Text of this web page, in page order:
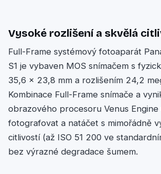
Vysoké rozlišení a skvělá
Full-Frame systémový fotoaparát
S1 je vybaven MOS snímačem s
35,6 x 23,8 mm a rozlišením 24,2
Kombinace Full-Frame snímače a
obrazového procesoru Venus Engine
fotografovat a natáčet s mimořádně
citlivostí (až ISO 51 200 ve
bez výrazné degradace šumem.